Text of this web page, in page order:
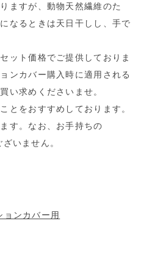
ますが、動物天然繊維のた
なるときは天日干しし、手で
ット価格でご提供しておりま
ンカバー購入時に適用される
い求めくださいませ。
とをおすすめしております。
す。なお、お手持ちの
いません。
ョンカバー用